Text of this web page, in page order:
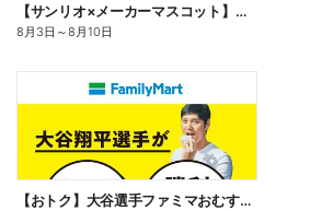
【サンリオ×メーカーマスコット】オリジナルグッズ貰える!
8月3日 ～8月10日
【おトク】大谷選手ファミマおむすび割